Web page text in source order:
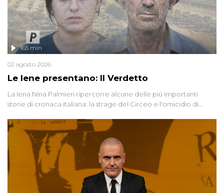
Le Iene presentano: Il Verdetto
165 min
02 agosto 2026
La Iena Nina Palmieri ripercorre alcune delle più importanti
storie di cronaca italiana: la strage del Circeo e l'omicidio di